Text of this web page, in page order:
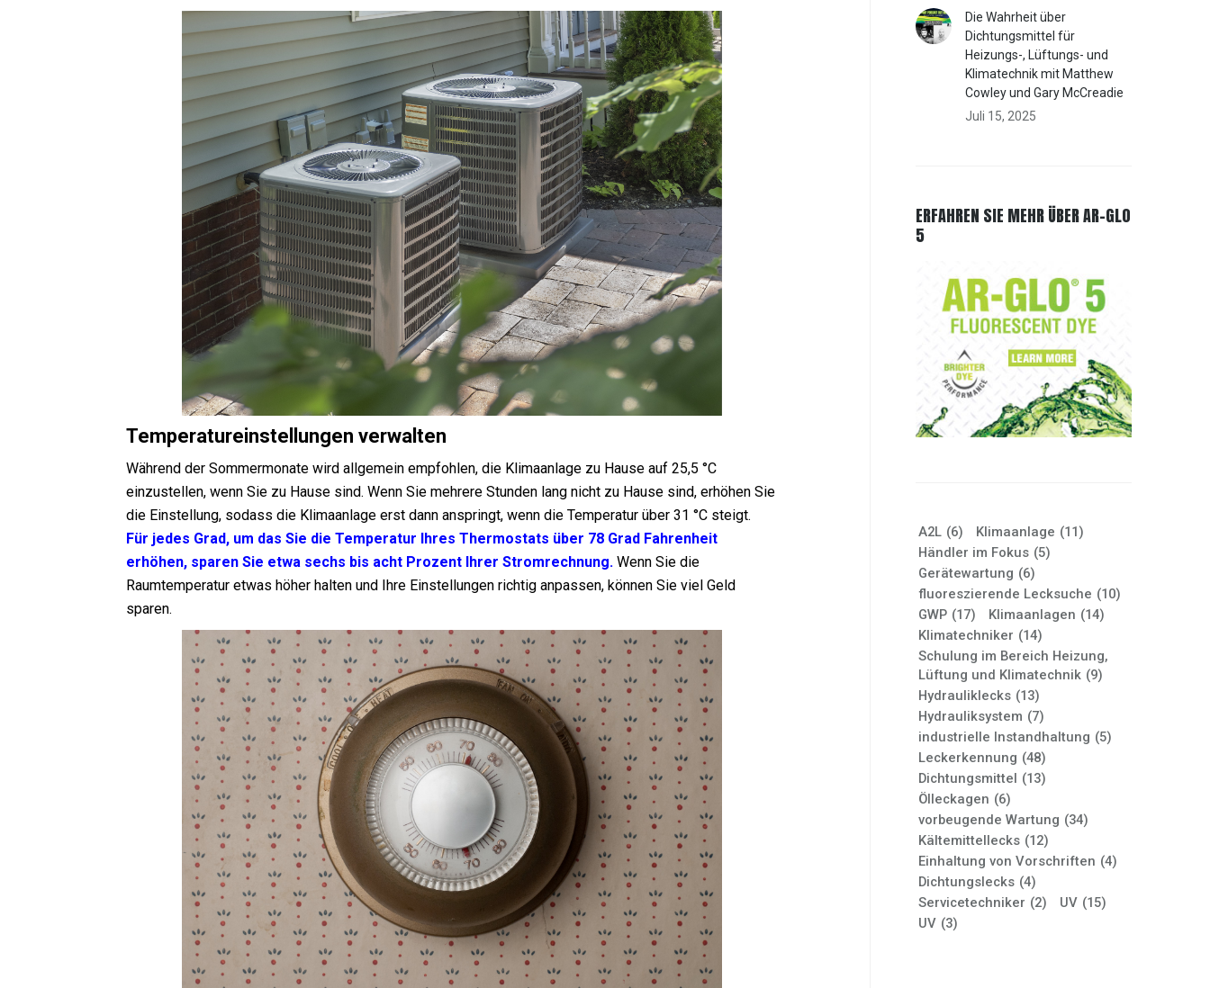
Temperatureinstellungen verwalten
Während der Sommermonate wird allgemein empfohlen, die Klimaanlage zu Hause auf 25,5 °C
einzustellen, wenn Sie zu Hause sind. Wenn Sie mehrere Stunden lang nicht zu Hause sind, erhöhen Sie
die Einstellung, sodass die Klimaanlage erst dann anspringt, wenn die Temperatur über 31 °C steigt.
Für jedes Grad, um das Sie die Temperatur Ihres Thermostats über 78 Grad Fahrenheit
erhöhen, sparen Sie etwa sechs bis acht Prozent Ihrer Stromrechnung. Wenn Sie die
Raumtemperatur etwas höher halten und Ihre Einstellungen richtig anpassen, können Sie viel Geld
sparen.
Die Wahrheit über
Dichtungsmittel für
Heizungs-, Lüftungs- und
Klimatechnik mit Matthew
Cowley und Gary McCreadie
Juli 15, 2025
ERFAHREN SIE MEHR ÜBER AR-GLO
5
A2L (6) Klimaanlage (11)
Händler im Fokus (5)
Gerätewartung (6)
fluoreszierende Lecksuche (10)
GWP (17) Klimaanlagen (14)
Klimatechniker (14)
Schulung im Bereich Heizung,
Lüftung und Klimatechnik (9)
Hydrauliklecks (13)
Hydrauliksystem (7)
industrielle Instandhaltung (5)
Leckerkennung (48)
Dichtungsmittel (13)
Ölleckagen (6)
vorbeugende Wartung (34)
Kältemittellecks (12)
Einhaltung von Vorschriften (4)
Dichtungslecks (4)
Servicetechniker (2) UV (15)
UV (3)